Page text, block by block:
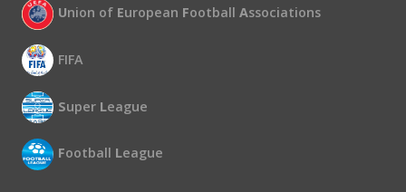
Union of European Football Associations
FIFA
Super League
Football League